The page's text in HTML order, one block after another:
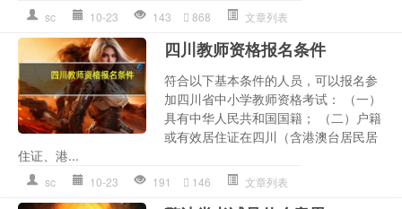
sc 10-23 143 868 文章列表
四川教师资格报名条件
符合以下基本条件的人员，可以报名参
加四川省中小学教师资格考试： （一）
具有中华人民共和国国籍； （二）户籍
或有效居住证在四川（含港澳台居民居
住证、港...
sc 10-23 191 146 文章列表